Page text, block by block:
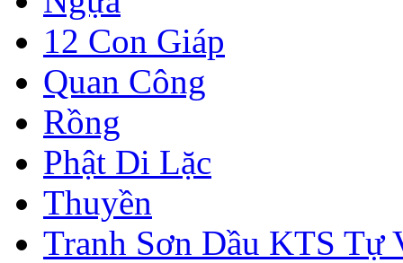
12 Con Giáp
Quan Công
Rồng
Phật Di Lặc
Thuyền
Tranh Sơn Dầu KTS Tự